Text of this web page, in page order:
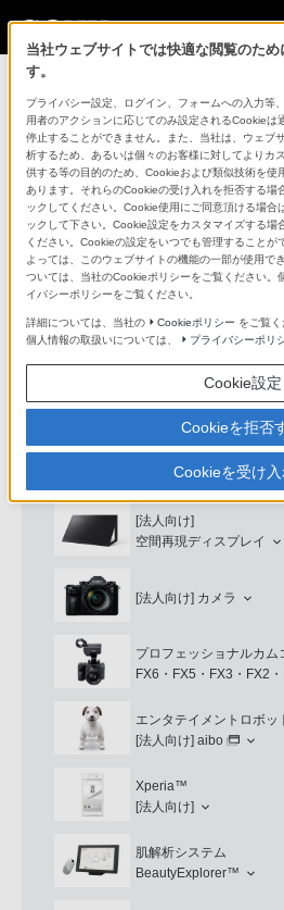
コンスーマー
プロフェッショナル
するサポート・お問
専用窓口のある業務用商品に関
以下の製品・サービスは専用窓
アイコンをクリックしてリンク
業務用ディスプレイ・テ
[法人向け]ブラビア
[法人向け]
空間再現ディスプレイ
[法人向け] カメラ
プロフェッショナルカム
FX6・FX5・FX3・FX2
エンタテイメントロボッ
[法人向け] aibo
Xperia™
[法人向け]
肌解析システム
BeautyExplorer™
当社ウェブサイトでは快適な閲覧のた
す。
プライバシー設定、ログイン、フォームへの入力等
用者のアクションに応じてのみ設定されるCookieは
停止することができません。また、当社は、ウェブ
析するため、あるいは個々のお客様に対してよりカ
供する等の目的のため、Cookieおよび類似技術を使
あります。それらのCookieの受け入れを拒否する場
ックしてください。Cookie使用にご同意頂ける場合
ックして下さい。Cookie設定をカスタマイズする場
ください。Cookieの設定をいつでも管理することが
よっては、このウェブサイトの機能の一部が使用で
ついては、当社のCookieポリシーをご覧ください。
イバシーポリシーをご覧ください。
詳細については、当社の Cookieポリシー をご覧く
個人情報の取扱いについては、
プライバシーポリ
Cookie設定
Cookieを拒否
Cookieを受け入